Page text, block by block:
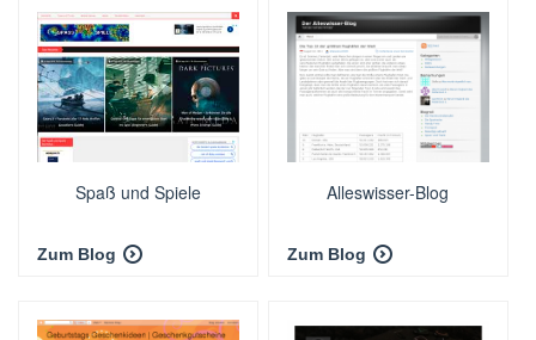
Spaß und Spiele
Zum Blog
Alleswisser-Blog
Zum Blog